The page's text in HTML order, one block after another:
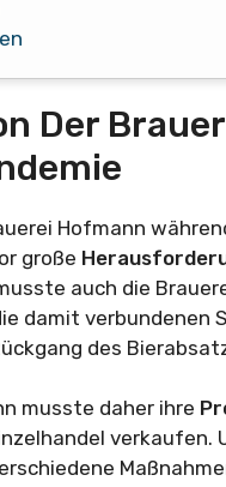
Der
Hofmann
große
auch die
damit verbundenen
des
musste daher ihre